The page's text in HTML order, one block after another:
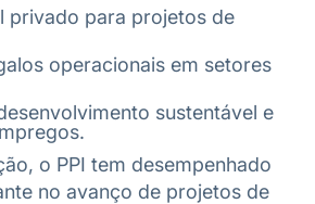
privado para projetos de
operacionais em setores
sustentável e
o PPI tem desempenhado
no avanço de projetos de